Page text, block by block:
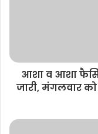
आशा व आशा
जारी, मंगलवार